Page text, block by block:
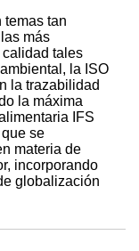
temas tan
más
tales
la ISO
la trazabilidad
la máxima
IFS
se
materia de
incorporando
globalización